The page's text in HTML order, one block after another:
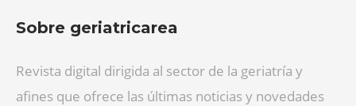
Sobre geriatricarea
Revista digital dirigida al sector de la geriatría y
afines que ofrece las últimas noticias y novedades